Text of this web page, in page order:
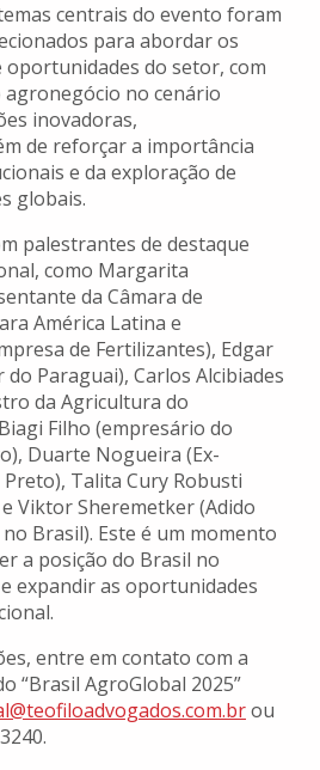
centrais do evento foram
para abordar os
oportunidades do setor, com
no cenário
inovadoras,
de reforçar a importância
e da exploração de
globais.
palestrantes de destaque
como Margarita
da Câmara de
América Latina e
de Fertilizantes), Edgar
do Paraguai), Carlos Alcibiades
da Agricultura do
Filho (empresário do
Duarte Nogueira (Ex-
Talita Cury Robusti
Viktor Sheremetker (Adido
Brasil). Este é um momento
a posição do Brasil no
expandir as oportunidades
entre em contato com a
“Brasil AgroGlobal 2025”
com.brou